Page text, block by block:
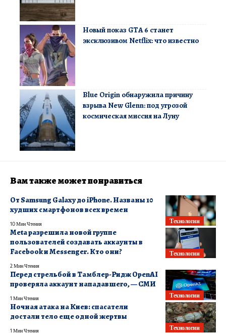
Новый показ GTA 6 станет
эксклюзивом Netflix: что известно
Blue Origin обнаружила причину
взрыва New Glenn: под угрозой
космическая миссия на Луну
Вам также может понравиться
Технологии
От Samsung Galaxy до iPhone. Названы 10
худших смартфонов всех времен
10 Мин Чтения
Технологии
Meta разрешила новой группе
пользователей создавать аккаунты в
Facebook и Messenger. Кто они?
2 Мин Чтения
Технологии
Перед стрельбой в Тамблер-Ридж OpenAI
проверяла аккаунт нападавшего, — СМИ
1 Мин Чтения
Технологии
Ночная атака на Киев: спасатели
достали тело еще одной жертвы
1 Мин Чтения